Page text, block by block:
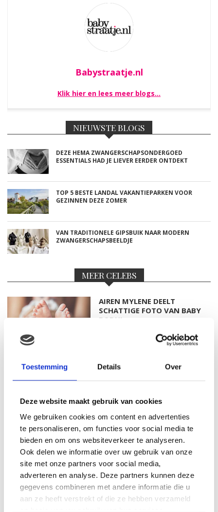
Toestemming Details Over
Deze website maakt gebruik van cookies
We gebruiken cookies om content en advertenties
te personaliseren, om functies voor social media te
bieden en om ons websiteverkeer te analyseren.
Ook delen we informatie over uw gebruik van onze
site met onze partners voor social media,
adverteren en analyse. Deze partners kunnen deze
gegevens combineren met andere informatie die u
aan ze heeft verstrekt of die ze hebben verzameld
Babystraatje.nl
Klik hier en lees meer blogs…
NIEUWSTE BLOGS
DEZE HEMA ZWANGERSCHAPSONDERGOED
ESSENTIALS HAD JE LIEVER EERDER ONTDEKT
TOP 5 BESTE LANDAL VAKANTIEPARKEN VOOR
GEZINNEN DEZE ZOMER
VAN TRADITIONELE GIPSBUIK NAAR MODERN
ZWANGERSCHAPSBEELDJE
MEER CELEBS
AIREN MYLENE DEELT
SCHATTIGE FOTO VAN BABY
BODHI
FOTO: SAAR KONINGSBERGER
KIM KÖTTER DEELT PRACHTIGE
GEZINSFOTO MET HAAR
MANNEN
JOSJE HUISMAN SHOWT